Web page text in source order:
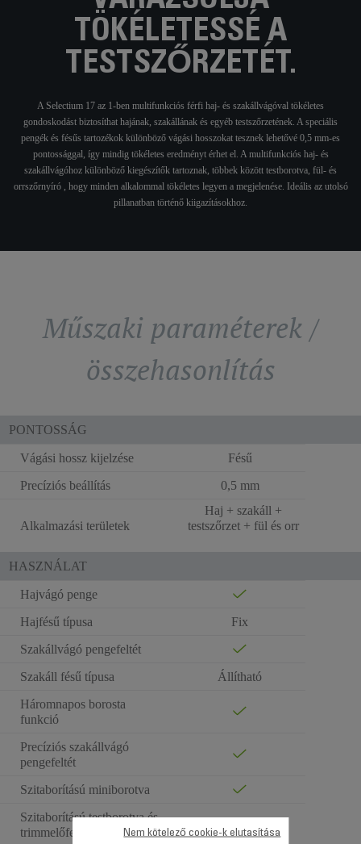
TÖKÉLETESSÉ A
TESTSZŐRZETÉT.
A Selectium 17 az 1-ben multifunkciós férfi haj- és szakállvágóval tökéletes
gondoskodást biztosíthat hajának, szakállának és egyéb testszőrzetének. A speciális
pengék és fésűs tartozékok különböző vágási hosszokat tesznek lehetővé 0,5 mm-es
pontossággal, így mindig tökéletes eredményt érhet el. A multifunkciós haj- és
szakállvágóhoz különböző kiegészítők tartoznak, többek között testborotva, fül- és
orrszőrnyíró , hogy minden alkalommal tökéletes legyen a megjelenése. Ideális az utolsó
pillanatban történő kiigazításokhoz.
Műszaki paraméterek /
összehasonlítás
PONTOSSÁG
Vágási hossz kijelzése
Fésű
Precíziós beállítás
0,5 mm
Alkalmazási területek
Haj + szakáll +
testszőrzet + fül és orr
HASZNÁLAT
Hajvágó penge
Hajfésű típusa
Fix
Szakállvágó pengefeltét
Szakáll fésű típusa
Állítható
Háromnapos borosta
funkció
Precíziós szakállvágó
pengefeltét
Szitaborítású miniborotva
Szitaborítású testborotva és
trimmelőfej
Nem kötelező cookie-k elutasítása